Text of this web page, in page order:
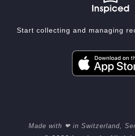
Start collecting and managing
Made with ❤ in Switzerland,